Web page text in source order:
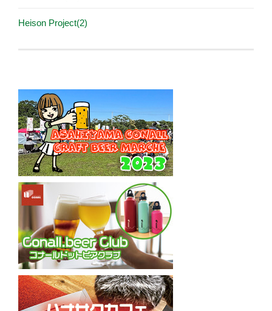
Heison Project(2)